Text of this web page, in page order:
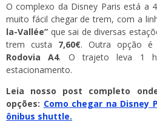
O complexo da Disney Paris está a
muito fácil chegar de trem, com a
la-Vallée” que sai de diversas
trem custa 7,60€. Outra opção é
Rodovia A4. O trajeto leva 1
estacionamento.
Leia nosso post completo
opções: Como chegar na Disney
ônibus shuttle.